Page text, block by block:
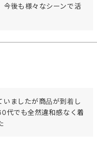
今後も様々なシーンで活
いましたが商品が到着し
代でも全然違和感なく着